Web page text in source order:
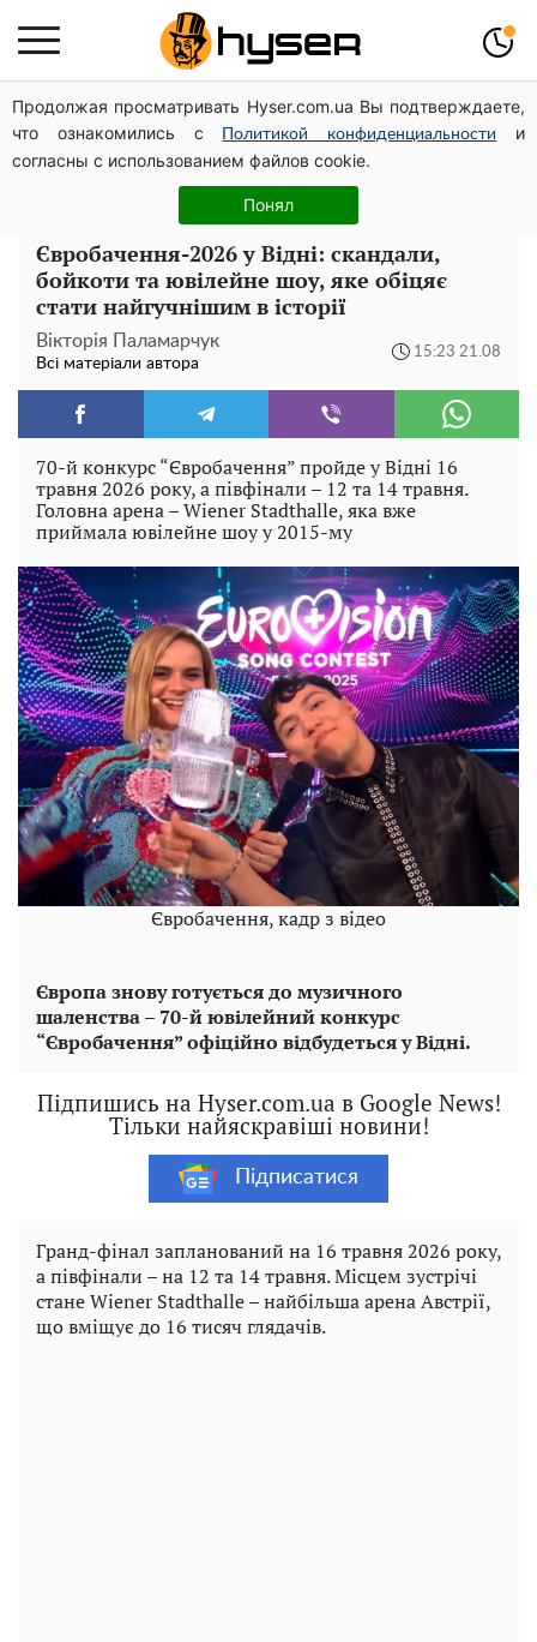
Продолжая просматривать Hyser.com.ua Вы подтверждаете,
что ознакомились с
Политикой конфиденциальности
и
согласны с использованием файлов cookie.
Понял
Посол ОБСЄ вдруге відвідав місце російського удару
по житловому будинку на Подолі
Його доведеться просто вилити: скільки можна
зберігати бензин у пластиковій каністрі
Євробачення-2026 у Відні: скандали,
бойкоти та ювілейне шоу, яке обіцяє
стати найгучнішим в історії
Вікторія Паламарчук
Всі матеріали автора
15:23 21.08
70-й конкурс “Євробачення” пройде у Відні 16
травня 2026 року, а півфінали – 12 та 14 травня.
Головна арена – Wiener Stadthalle, яка вже
приймала ювілейне шоу у 2015-му
Євробачення, кадр з відео
Європа знову готується до музичного
шаленства – 70-й ювілейний конкурс
“Євробачення” офіційно відбудеться у Відні.
Підпишись на Hyser.com.ua в Google News!
Тільки найяскравіші новини!
Підписатися
Гранд-фінал запланований на 16 травня 2026 року,
а півфінали – на 12 та 14 травня. Місцем зустрічі
стане Wiener Stadthalle – найбільша арена Австрії,
що вміщує до 16 тисяч глядачів.